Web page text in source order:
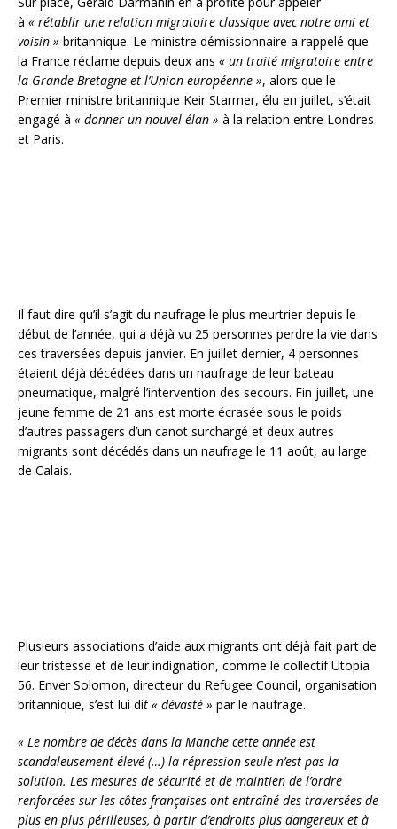
à « rétablir une relation migratoire classique avec notre ami et
voisin » britannique. Le ministre démissionnaire a rappelé que
la France réclame depuis deux ans « un traité migratoire entre
la Grande-Bretagne et l’Union européenne », alors que le
Premier ministre britannique Keir Starmer, élu en juillet, s’était
engagé à « donner un nouvel élan » à la relation entre Londres
et Paris.
Il faut dire qu’il s’agit du naufrage le plus meurtrier depuis le
début de l’année, qui a déjà vu 25 personnes perdre la vie dans
ces traversées depuis janvier. En juillet dernier, 4 personnes
étaient déjà décédées dans un naufrage de leur bateau
pneumatique, malgré l’intervention des secours. Fin juillet, une
jeune femme de 21 ans est morte écrasée sous le poids
d’autres passagers d’un canot surchargé et deux autres
migrants sont décédés dans un naufrage le 11 août, au large
de Calais.
Plusieurs associations d’aide aux migrants ont déjà fait part de
leur tristesse et de leur indignation, comme le collectif Utopia
56. Enver Solomon, directeur du Refugee Council, organisation
britannique, s’est lui dit « dévasté » par le naufrage.
« Le nombre de décès dans la Manche cette année est
scandaleusement élevé (…) la répression seule n’est pas la
solution. Les mesures de sécurité et de maintien de l’ordre
renforcées sur les côtes françaises ont entraîné des traversées de
plus en plus périlleuses, à partir d’endroits plus dangereux et à